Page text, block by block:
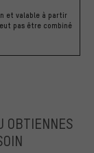
et valable à partir
pas être combiné
OBTIENNES